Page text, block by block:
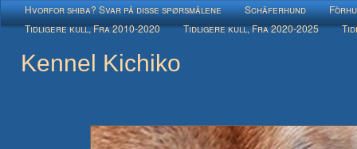
Hvorfor shiba? Svar på disse spørsmålene Schäferhund
Tidligere kull, Fra 2010-2020
Tidligere kull, Fra 2020-2025
Kennel Kichiko